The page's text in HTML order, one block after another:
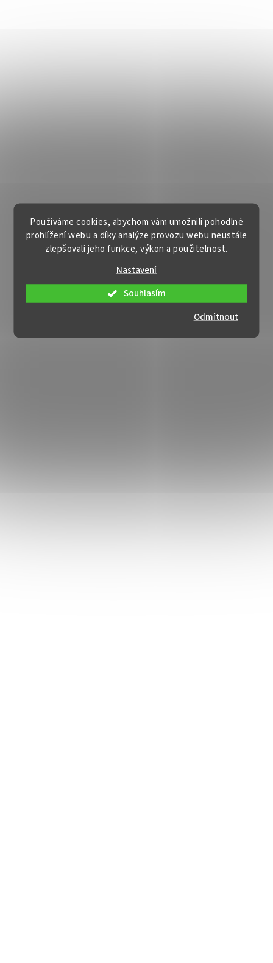
Používáme cookies, abychom vám umožnili pohodlné
prohlížení webu a díky analýze provozu webu neustále
zlepšovali jeho funkce, výkon a použitelnost.
Nastavení
Odmítnout
Souhlasím